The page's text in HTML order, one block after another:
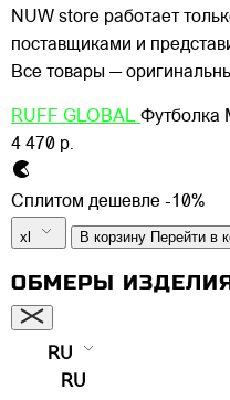
NUW store работает
поставщиками и
Все товары —
RUFF GLOBAL Футболка
4 470 р.
Сплитом дешевле -10%
xl В корзину Перейти в
ОБМЕРЫ
RU
RU